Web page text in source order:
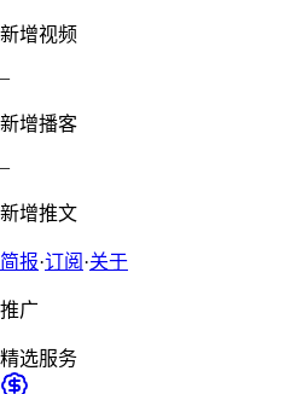
新增视频
–
新增播客
–
新增推文
简报·订阅 ·关于
推广
精选服务